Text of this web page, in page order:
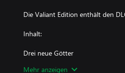
Die Valiant Edition enthält den
Inhalt:
Drei neue Götter
Mehr anzeigen